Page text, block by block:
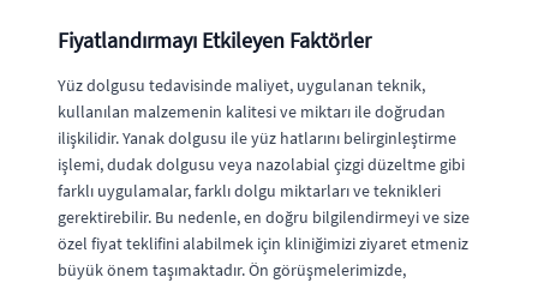
Fiyatlandırmayı Etkileyen Faktörler
Yüz dolgusu tedavisinde maliyet, uygulanan teknik,
kullanılan malzemenin kalitesi ve miktarı ile doğrudan
ilişkilidir. Yanak dolgusu ile yüz hatlarını belirginleştirme
işlemi, dudak dolgusu veya nazolabial çizgi düzeltme gibi
farklı uygulamalar, farklı dolgu miktarları ve teknikleri
gerektirebilir. Bu nedenle, en doğru bilgilendirmeyi ve size
özel fiyat teklifini alabilmek için kliniğimizi ziyaret etmeniz
büyük önem taşımaktadır. Ön görüşmelerimizde,